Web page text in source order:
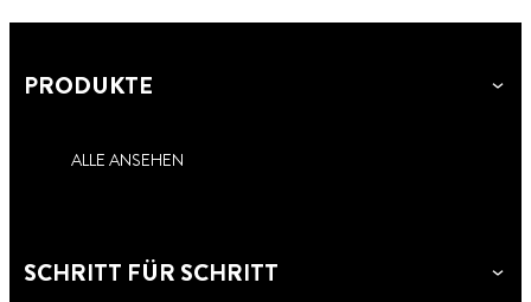
PRODUKTE
ALLE ANSEHEN
SCHRITT FÜR SCHRITT